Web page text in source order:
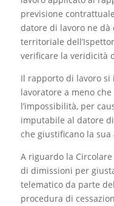
previsione
datore di lavoro ne dà
territoriale
verificare la veridicità
Il rapporto di lavoro
lavoratore a meno
l’impossibilità, per
imputabile al datore
che giustificano la sua
A riguardo la
di dimissioni per
telematico da parte
procedura di